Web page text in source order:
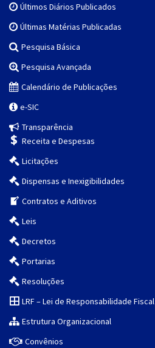
Últimos Diários Publicados
Últimas Matérias Publicadas
Pesquisa Básica
Pesquisa Avançada
Calendário de Publicações
e-SIC
Transparência
Receita e Despesas
Licitações
Dispensas e Inexigibilidades
Contratos e Aditivos
Leis
Decretos
Portarias
Resoluções
LRF – Lei de Responsabilidade Fiscal
Estrutura Organizacional
Convênios